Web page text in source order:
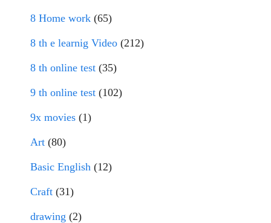
8 Home work (65)
8 th e learnig Video (212)
8 th online test (35)
9 th online test (102)
9x movies (1)
Art (80)
Basic English (12)
Craft (31)
drawing (2)